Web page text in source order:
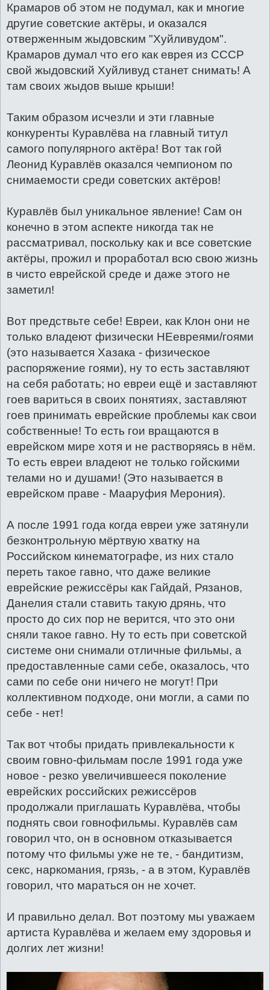
Крамаров об этом не подумал, как и многие
другие советские актёры, и оказался
отверженным жыдовским "Хуйливудом".
Крамаров думал что его как еврея из СССР
свой жыдовский Хуйливуд станет снимать! А
там своих жыдов выше крыши!
Таким образом исчезли и эти главные
конкуренты Куравлёва на главный титул
самого популярного актёра! Вот так гой
Леонид Куравлёв оказался чемпионом по
снимаемости среди советских актёров!
Куравлёв был уникальное явление! Сам он
конечно в этом аспекте никогда так не
рассматривал, поскольку как и все советские
актёры, прожил и проработал всю свою жизнь
в чисто еврейской среде и даже этого не
заметил!
Вот предствьте себе! Евреи, как Клон они не
только владеют физически НЕевреями/гоями
(это называется Хазака - физическое
распоряжение гоями), ну то есть заставляют
на себя работать; но евреи ещё и заставляют
гоев вариться в своих понятиях, заставляют
гоев принимать еврейские проблемы как свои
собственные! То есть гои вращаются в
еврейском мире хотя и не растворяясь в нём.
То есть евреи владеют не только гойскими
телами но и душами! (Это называется в
еврейском праве - Мааруфия Мерония).
А после 1991 года когда евреи уже затянули
безконтрольную мёртвую хватку на
Российском кинематографе, из них стало
переть такое гавно, что даже великие
еврейские режиссёры как Гайдай, Рязанов,
Данелия стали ставить такую дрянь, что
просто до сих пор не верится, что это они
сняли такое гавно. Ну то есть при советской
системе они снимали отличные фильмы, а
предоставленные сами себе, оказалось, что
сами по себе они ничего не могут! При
коллективном подходе, они могли, а сами по
себе - нет!
Так вот чтобы придать привлекальности к
своим говно-фильмам после 1991 года уже
новое - резко увеличившееся поколение
еврейских российских режиссёров
продолжали приглашать Куравлёва, чтобы
поднять свои говнофильмы. Куравлёв сам
говорил что, он в основном отказывается
потому что фильмы уже не те, - бандитизм,
секс, наркомания, грязь, - а в этом, Куравлёв
говорил, что мараться он не хочет.
И правильно делал. Вот поэтому мы уважаем
артиста Куравлёва и желаем ему здоровья и
долгих лет жизни!